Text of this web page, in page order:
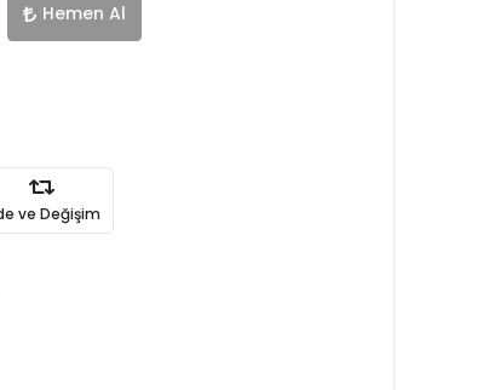
Hemen Al
ve Değişim